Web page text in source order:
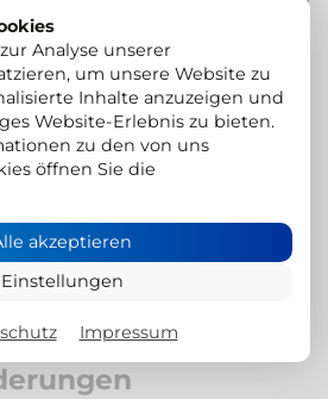
für VB
Analyse unserer
um unsere Website zu
Inhalte anzuzeigen und
Website-Erlebnis zu bieten.
zu den von uns
öffnen Sie die
akzeptieren
Einstellungen
Impressum